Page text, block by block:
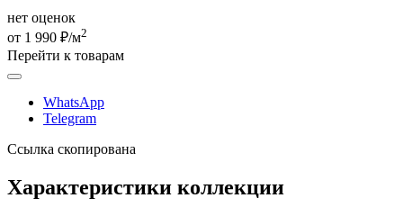
нет оценок
от 1 990 ₽/м2
Перейти к товарам
WhatsApp
Telegram
Ссылка скопирована
Характеристики коллекции